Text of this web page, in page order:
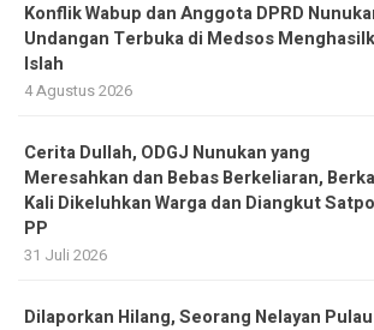
Konflik Wabup dan Anggota DPRD
Undangan Terbuka di Medsos
Islah
4 Agustus 2026
Cerita Dullah, ODGJ Nunukan yang
Meresahkan dan Bebas Berkeliaran,
Kali Dikeluhkan Warga dan Diangkut
PP
31 Juli 2026
Dilaporkan Hilang, Seorang Nelayan Pulau